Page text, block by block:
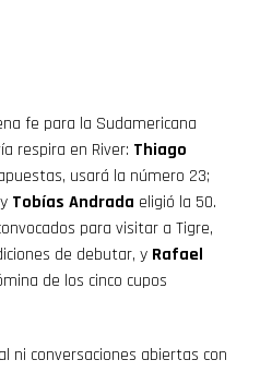
fe para la Sudamericana
respira en River: Thiago
usará la número 23;
Tobías Andrada eligió la 50.
para visitar a Tigre,
de debutar, y Rafael
de los cinco cupos
ni conversaciones abiertas con